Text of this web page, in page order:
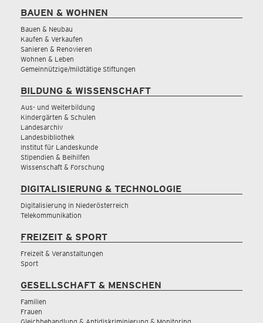
BAUEN & WOHNEN
Bauen & Neubau
Kaufen & Verkaufen
Sanieren & Renovieren
Wohnen & Leben
Gemeinnützige/mildtätige Stiftungen
BILDUNG & WISSENSCHAFT
Aus- und Weiterbildung
Kindergärten & Schulen
Landesarchiv
Landesbibliothek
Institut für Landeskunde
Stipendien & Beihilfen
Wissenschaft & Forschung
DIGITALISIERUNG & TECHNOLOGIE
Digitalisierung in Niederösterreich
Telekommunikation
FREIZEIT & SPORT
Freizeit & Veranstaltungen
Sport
GESELLSCHAFT & MENSCHEN
Familien
Frauen